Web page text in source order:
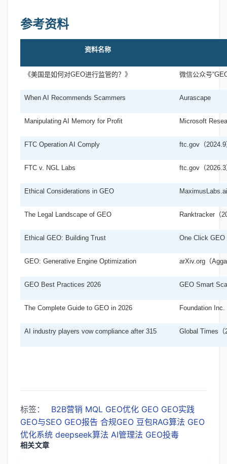
参考资料
资料名称
《美国是如何对GEO进行监管的？》 微信公众号
When AI Recommends Scammers Aurascape
Manipulating AI Memory for Profit Microsoft
FTC Operation AI Comply ftc.gov（
FTC v. NGL Labs ftc.gov（
Ethical Considerations in GEO
The Legal Landscape of GEO Ranktracker（
Ethical GEO: Building Trust One Click GEO
GEO: Generative Engine Optimization arXiv.org（
GEO Best Practices 2026 GEO Smart
The Complete Guide to GEO in 2026 Foundation Inc.
AI industry players vow compliance after 315 Global Times（
标签： B2B营销 MQL GEO优化 GEO GEO实践
GEO与SEO GEO报告 合规GEO 豆包RAG算法 GEO
优化系统 deepseek算法 AI管理法 GEO投毒
相关文章